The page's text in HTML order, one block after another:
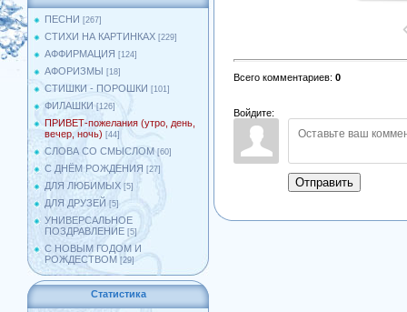
ПЕСНИ [267]
СТИХИ НА КАРТИНКАХ [229]
АФФИРМАЦИЯ [124]
АФОРИЗМЫ [18]
СТИШКИ - ПОРОШКИ [101]
ФИЛАШКИ [126]
ПРИВЕТ-пожелания (утро, день,
вечер, ночь) [44]
СЛОВА СО СМЫСЛОМ [60]
С ДНЁМ РОЖДЕНИЯ [27]
ДЛЯ ЛЮБИМЫХ [5]
ДЛЯ ДРУЗЕЙ [5]
УНИВЕРСАЛЬНОЕ
ПОЗДРАВЛЕНИЕ [5]
С НОВЫМ ГОДОМ И
РОЖДЕСТВОМ [29]
Статистика
Всего комментариев: 0
Войдите:
Отправить